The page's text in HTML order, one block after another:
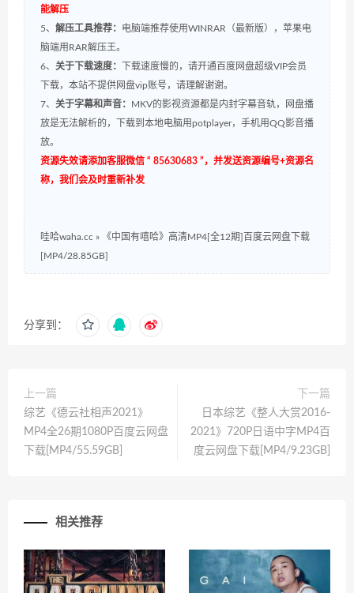
能解压
5、 解压工具推荐： 电脑端推荐使用WINRAR（最新版），苹果电
脑端用RAR解压王。
6、 关于下载速度：
下载速度慢的，请开通百度网盘超级VIP会员
下载，本站不提供网盘vip账号，请理解谢谢。
7、 关于字幕和声音： MKV的影视资源都是内封字幕音轨，网盘播
放是无法解析的，下载到本地电脑用potplayer，手机用QQ影音播
放。
资源失效请添加客服微信 “ 85630683 ”，并发送资源编号+资源名
称，我们会及时重新补发
哇哈waha.cc »
《中国有嘻哈》高清MP4[全12期]百度云网盘下载
[MP4/28.85GB]
分享到：
上一篇
综艺《德云社相声2021》
MP4全26期1080P百度云网盘
下载[MP4/55.59GB]
下一篇
日本综艺《整人大赏2016-
2021》720P日语中字MP4百
度云网盘下载[MP4/9.23GB]
相关推荐